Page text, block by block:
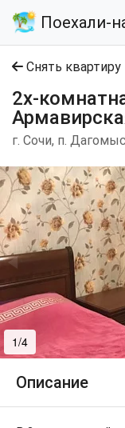
Поехали-
Снять
2х-
г. Сочи, п.
1/4
Описание